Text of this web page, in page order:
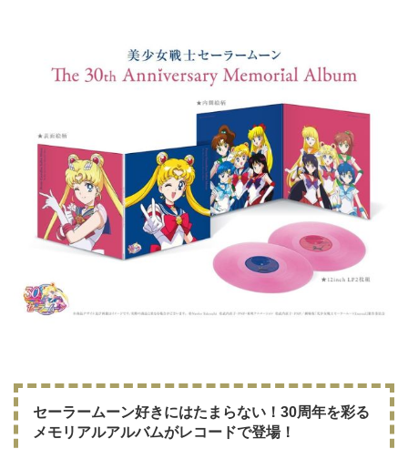
セーラームーン好きにはたまらない！30周年を彩る
メモリアルアルバムがレコードで登場！